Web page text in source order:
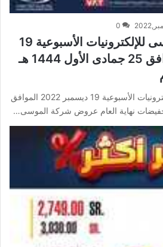
0
عروض شركة الموسى للإلكترونيات الأسبوعية 19
ديسمبر 2022 الموافق 25 جمادى الأول 1444 هـ
عروض شركة الموسى للإلكترونيات الأسبوعية 19 ديسمبر 2022 الموافق